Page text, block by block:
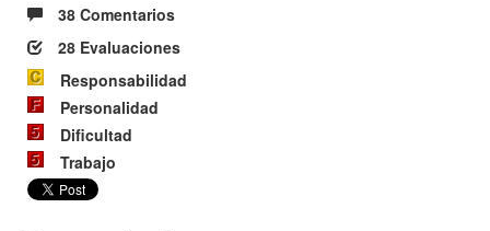
38 Comentarios
28 Evaluaciones
Responsabilidad
Personalidad
Dificultad
Trabajo